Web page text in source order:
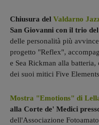
Chiusura del Valdarno
San Giovanni con il trio
delle personalità più
progetto "Reflex",
e Sea Rickman alla
dei suoi mitici Five
Mostra "Emotions" di
alla Corte de' Medici
dell'Associazione